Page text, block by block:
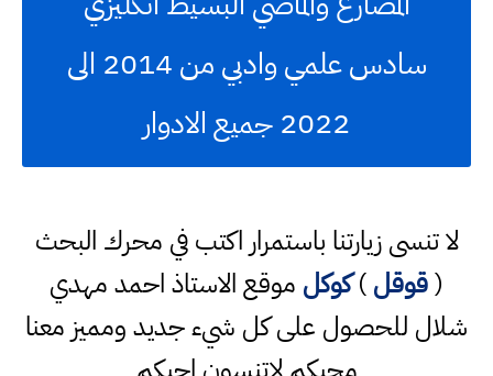
سادس علمي وادبي من 2014 الى
2022 جميع الادوار
لا تنسى زيارتنا باستمرار اكتب في محرك البحث
(قوقل)كوكل موقع الاستاذ احمد مهدي
شلال للحصول على كل شيء جديد ومميز معنا